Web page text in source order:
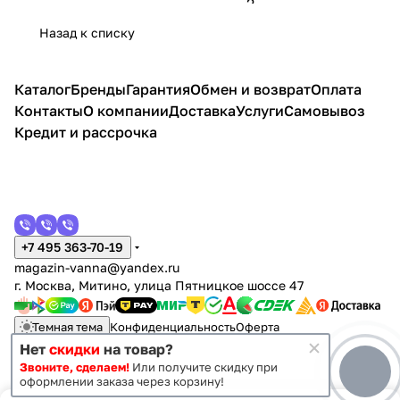
права
й
камен
ь
SIC1
601O
,
граф
я
(бела
я)
ма
чаш
а
слев
вяз
вес
ная
белыйну,
белая
1
ящи
Назад к списку
КаталогБрендыГарантияОбмен и возвратОплата
КонтактыО компанииДоставкаУслугиСамовывоз
Кредит и рассрочка
+7 495 363-70-19
magazin-vanna@yandex.ru
г. Москва, Митино, улица Пятницкое шоссе 47
Темная тема КонфиденциальностьОферта
© 2011 - 2026 Vanna-vanna.ru
Нет скидки на товар?
Звоните, сделаем! Или получите скидку при
оформлении заказа через корзину!